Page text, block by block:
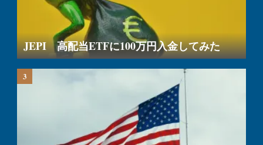
JEPI 高配当ETFに100万円入金してみた